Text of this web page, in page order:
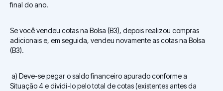
final do ano.
Se você vendeu cotas na Bolsa (B3), depois realizou compras
adicionais e, em seguida, vendeu novamente as cotas na Bolsa
(B3).
a) Deve-se pegar o saldo financeiro apurado conforme a
Situação 4 e dividi-lo pelo total de cotas (existentes antes da